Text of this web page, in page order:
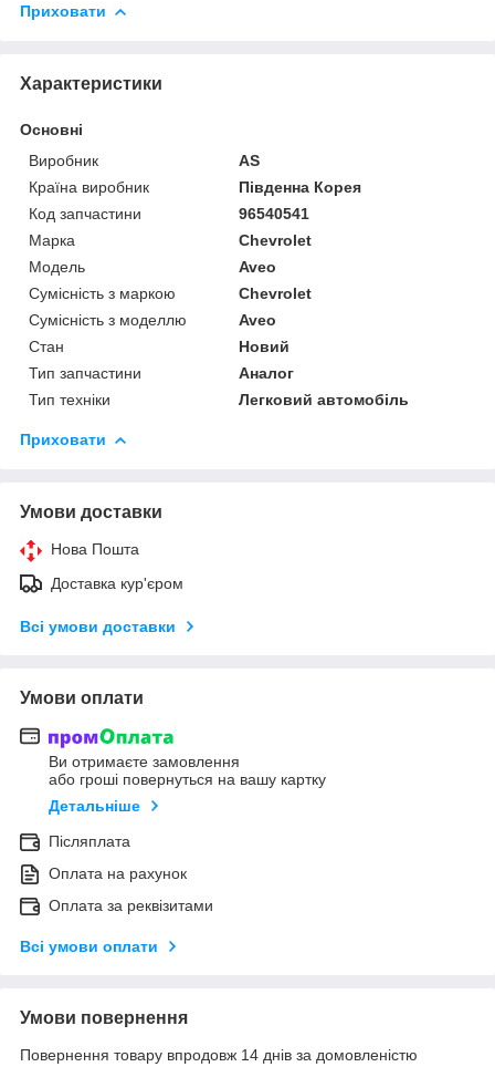
Приховати
Характеристики
Основні
Виробник
AS
Країна виробник
Південна Корея
Код запчастини
96540541
Марка
Chevrolet
Модель
Aveo
Сумісність з маркою
Chevrolet
Сумісність з моделлю
Aveo
Стан
Новий
Тип запчастини
Аналог
Тип техніки
Легковий автомобіль
Приховати
Умови доставки
Нова Пошта
Доставка кур'єром
Всі умови доставки
Умови оплати
Ви отримаєте замовлення
або гроші повернуться на вашу картку
Детальніше
Післяплата
Оплата на рахунок
Оплата за реквізитами
Всі умови оплати
Умови повернення
Повернення товару впродовж 14 днів за домовленістю